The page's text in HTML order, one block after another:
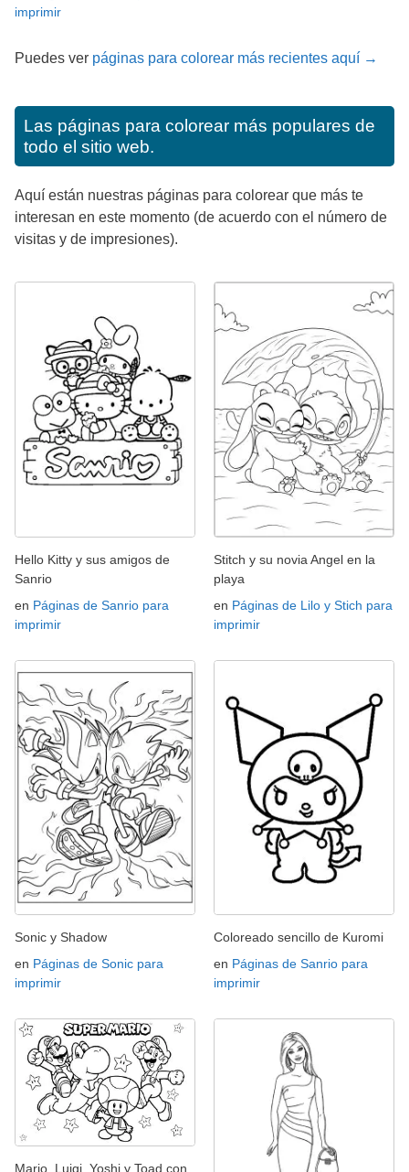
imprimir
Puedes ver páginas para colorear más recientes aquí →
Las páginas para colorear más populares de
todo el sitio web.
Aquí están nuestras páginas para colorear que más te
interesan en este momento (de acuerdo con el número de
visitas y de impresiones).
Hello Kitty y sus amigos de
Sanrio
en Páginas de Sanrio para
imprimir
Stitch y su novia Angel en la
playa
en Páginas de Lilo y Stich para
imprimir
Sonic y Shadow
en Páginas de Sonic para
imprimir
Coloreado sencillo de Kuromi
en Páginas de Sanrio para
imprimir
Mario, Luigi, Yoshi y Toad con